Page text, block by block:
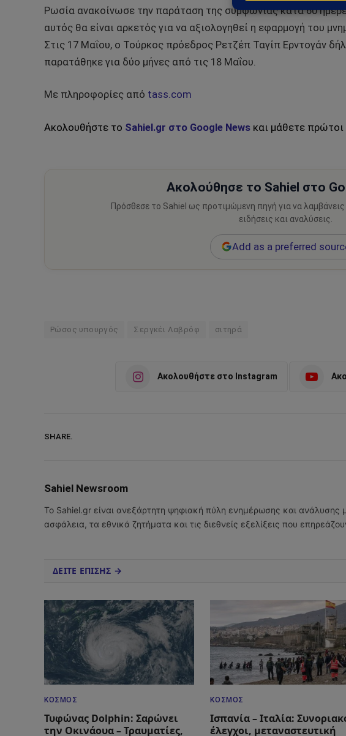
Ρωσία ανακοίνωσε την παράταση της συμφωνίας κατά 60
αυτός θα είναι αρκετός για να αξιολογηθεί η εφαρμογή του
Στις 17 Μαΐου, ο Τούρκος πρόεδρος Ρετζέπ Ταγίπ Ερντογάν
παρατάθηκε για δύο μήνες από τις 18 Μαΐου.
Με πληροφορίες από tass.com
Ακολουθήστε το Sahiel.gr στο Google News και μάθετε πρώτοι
Ακολούθησε το Sahiel στο
Πρόσθεσε το Sahiel ως προτιμώμενη πηγή για να
ειδήσεις και αναλύσεις.
Add as a preferred
Ρώσος υπουργός Σεργκέι Λαβρόφ σιτηρά
Ακολουθήστε στο Instagram
SHARE.
Sahiel Newsroom
Το Sahiel.gr είναι ανεξάρτητη ψηφιακή πύλη ενημέρωσης και ανάλυσης
ασφάλεια, τα εθνικά ζητήματα και τις διεθνείς εξελίξεις που
ΔΕΙΤΕ ΕΠΙΣΗΣ →
ΚΌΣΜΟΣ
Τυφώνας Dolphin: Σαρώνει
την Οκινάουα – Τραυματίες,
ΚΌΣΜΟΣ
Ισπανία – Ιταλία:
έλεγχοι, μεταναστευτική